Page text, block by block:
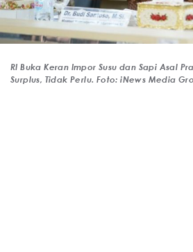
RI Buka Keran Impor Susu dan Sapi Asal
Surplus, Tidak Perlu. Foto: iNews Media